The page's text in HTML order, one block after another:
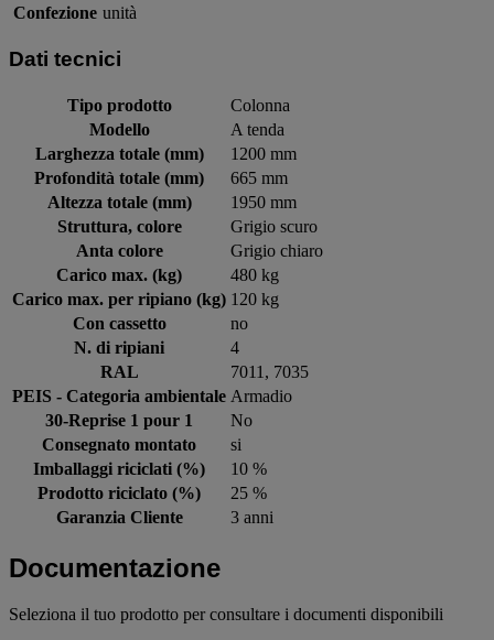
Confezione unità
Dati tecnici
Tipo prodotto
Colonna
Modello
A tenda
Larghezza totale (mm)
1200 mm
Profondità totale (mm)
665 mm
Altezza totale (mm)
1950 mm
Struttura, colore
Grigio scuro
Anta colore
Grigio chiaro
Carico max. (kg)
480 kg
Carico max. per ripiano (kg) 120 kg
Con cassetto
no
N. di ripiani
4
RAL
7011, 7035
PEIS - Categoria ambientale Armadio
30-Reprise 1 pour 1
No
Consegnato montato
si
Imballaggi riciclati (%)
10 %
Prodotto riciclato (%)
25 %
Garanzia Cliente
3 anni
Documentazione
Seleziona il tuo prodotto per consultare i documenti disponibili